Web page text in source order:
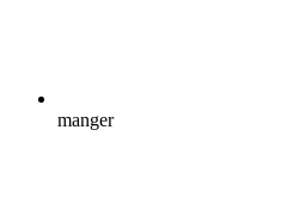
manger